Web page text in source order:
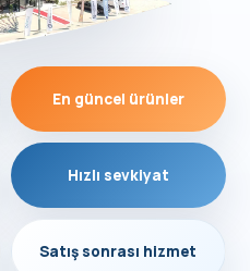
En güncel ürünler
Hızlı sevkiyat
Satış sonrası hizmet